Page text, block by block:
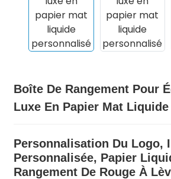
Boîte De Rangement Pour
Luxe En Papier Mat
Personnalisation Du Logo,
Personnalisée, Papier
Rangement De Rouge À